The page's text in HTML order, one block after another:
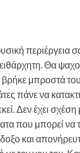
περιέργεια
Θα
μπροστά
πάνε να
Δεν έχει
που μπορεί να
και